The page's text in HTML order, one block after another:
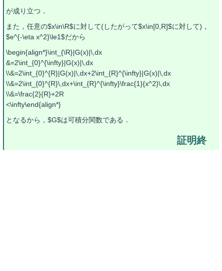
が成り立つ．
また，任意の$x\in\R$に対して(したがって$x\in[0,R]$に対して)，
$e^{-\eta x^2}\le1$だから
\begin{align*}\int_{\R}|G(x)|\,dx
&=2\int_{0}^{\infty}|G(x)|\,dx
\\&=2\int_{0}^{R}|G(x)|\,dx+2\int_{R}^{\infty}|G(x)|\,dx
\\&=2\int_{0}^{R}\,dx+\int_{R}^{\infty}\frac{1}{x^2}\,dx
\\&=\frac{2}{R}+2R
<\infty\end{align*}
となるから，$G$は可積分関数である．